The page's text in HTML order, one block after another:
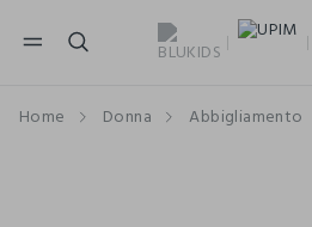
NAVIGATION.ARIA.GOTOMAINCONTENT
Home Donna Abbigliamento